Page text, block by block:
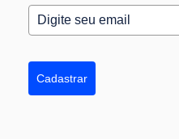
Cadastrar